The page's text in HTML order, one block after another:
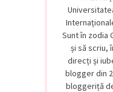
Sunt în zodia
și să scriu,
direcți și
blogger din
bloggeriță